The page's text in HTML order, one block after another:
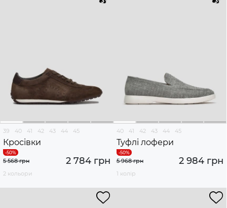
39 40 41 42 43 44 45
Кросівки
2 784 грн
5 568 грн
2 кольори
40 41 42 43 44 45
Туфлі лофери
2 984 грн
5 968 грн
1 колір